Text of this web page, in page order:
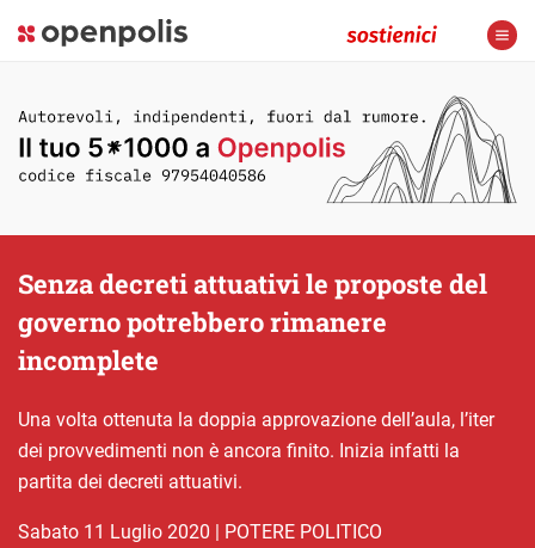
Senza decreti attuativi le proposte del
governo potrebbero rimanere
incomplete
Una volta ottenuta la doppia approvazione dell’aula, l’iter
dei provvedimenti non è ancora finito. Inizia infatti la
partita dei decreti attuativi.
sabato 11 Luglio 2020 | POTERE POLITICO